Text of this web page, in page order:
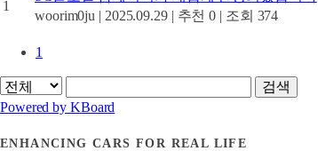
1
woorim0ju | 2025.09.29 | 추천 0 | 조회 374
1
검색
Powered by KBoard
ENHANCING CARS FOR REAL LIFE